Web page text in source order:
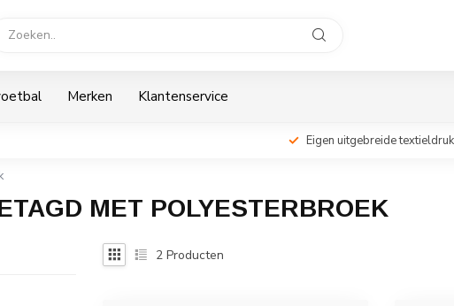
Merken Klantenservice
Eigen uitgebreide
MET POLYESTERBROEK
2 Producten